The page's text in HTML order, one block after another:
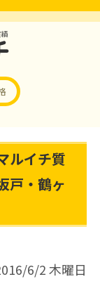
ルイチ質
戸・鶴ヶ
6/2 木曜日